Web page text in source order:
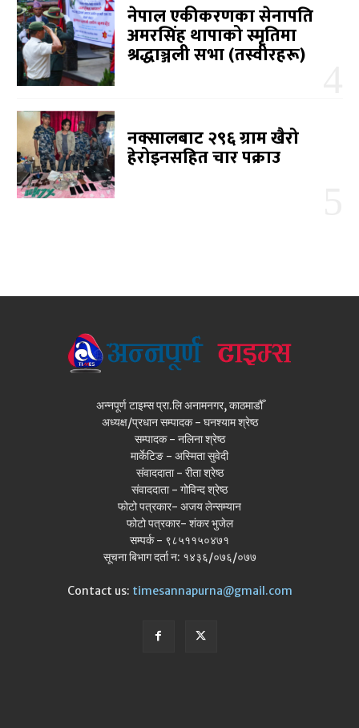
नेपाल एकीकरणका सेनापति
अमरसिंह थापाको स्मृतिमा
श्रद्धाञ्जली सभा (तस्वीरहरू)
नक्सालबाट २९६ ग्राम खैरो
हेरोइनसहित चार पक्राउ
अन्नपूर्ण टाइम्स प्रा.लि अनामनगर, काठमाडौँ
अध्यक्ष/प्रधान सम्पादक - घनश्याम श्रेष्ठ
सम्पादक - नलिना श्रेष्ठ
मार्केटिङ - अस्मिता सुवेदी
संवाददाता - रीता श्रेष्ठ
संवाददाता - गोविन्द श्रेष्ठ
फोटो पत्रकार- अजय लेन्सम्यान
फोटो पत्रकार- शंकर भुजेल
सम्पर्क - ९८५११५०४७१
सूचना बिभाग दर्ता न: १४३६/०७६/०७७
Contact us: timesannapurna@gmail.com